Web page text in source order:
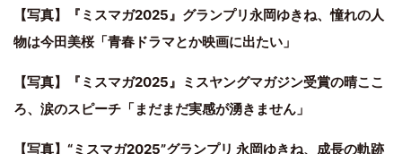
【写真】『ミスマガ2025』グランプリ永岡ゆきね、憧れの人
物は今田美桜「青春ドラマとか映画に出たい」
【写真】『ミスマガ2025』ミスヤングマガジン受賞の晴ここ
ろ、涙のスピーチ「まだまだ実感が湧きません」
【写真】“ミスマガ2025”グランプリ 永岡ゆきね、成長の軌跡